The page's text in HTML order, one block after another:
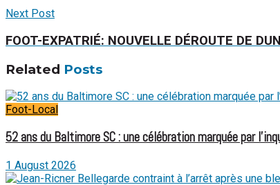
Next Post
FOOT-EXPATRIÉ: NOUVELLE DÉROUTE DE
Related Posts
Foot-Local
52 ans du Baltimore SC : une célébration marquée par
1 August 2026